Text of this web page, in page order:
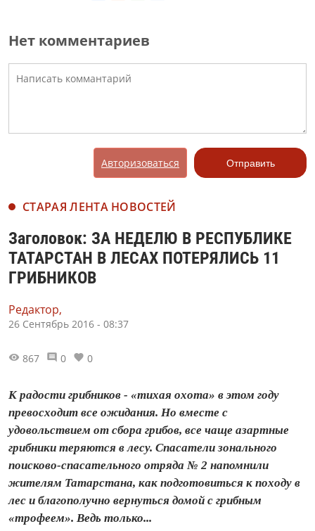
Нет комментариев
Авторизоваться Отправить
СТАРАЯ ЛЕНТА НОВОСТЕЙ
Заголовок: ЗА НЕДЕЛЮ В РЕСПУБЛИКЕ
ТАТАРСТАН В ЛЕСАХ ПОТЕРЯЛИСЬ 11
ГРИБНИКОВ
Редактор,
26 Сентябрь 2016 - 08:37
867 0 0
К радости грибников - «тихая охота» в этом году
превосходит все ожидания. Но вместе с
удовольствием от сбора грибов, все чаще азартные
грибники теряются в лесу. Спасатели зонального
поисково-спасательного отряда № 2 напомнили
жителям Татарстана, как подготовиться к походу в
лес и благополучно вернуться домой с грибным
«трофеем». Ведь только...